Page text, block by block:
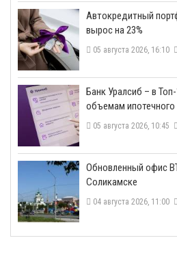
​Автокредитный
вырос на 23%
05 августа 2026, 16:10
​Банк Уралсиб – в
объемам ипотечного
05 августа 2026, 10:45
​Обновленный офис
Соликамске
04 августа 2026, 11:00